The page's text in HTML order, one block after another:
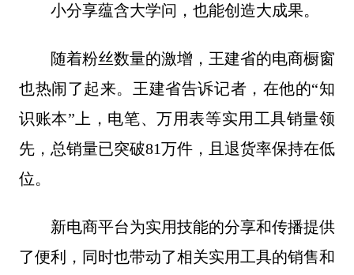
小分享蕴含大学问，也能创造大成果。
随着粉丝数量的激增，王建省的电商橱窗
也热闹了起来。王建省告诉记者，在他的“知
识账本”上，电笔、万用表等实用工具销量领
先，总销量已突破81万件，且退货率保持在低
位。
新电商平台为实用技能的分享和传播提供
了便利，同时也带动了相关实用工具的销售和